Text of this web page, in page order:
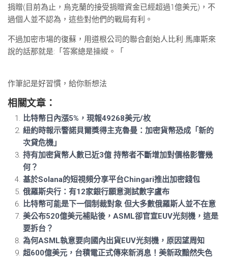
捐贈(目前為止，烏克蘭的接受捐贈資金已經超過1億美元)，不
過個人並不認為，這些對他們的戰局有利。
不過加密市場的復蘇，用道根公司的聯合創始人比利·馬庫斯來
說的話那就是:「答案總是操縱。「
作筆記是好習慣，給你新想法
相關文章：
比特幣日內漲5%，現報49268美元/枚
紐約時報示警諾貝爾獎得主克魯曼：加密貨幣恐成「新的
次貸危機」
持有加密貨幣人數已近3億 持幣者不斷增加對價格影響幾
何？
基於Solana的短視頻分享平台Chingari推出加密錢包
俄羅斯央行：有12家銀行願意測試數字盧布
比特幣可能是下一個制裁對象 但大多數俄羅斯人並不在意
美公布520億美元補貼後，ASML卻官宣EUV光刻機，這是
要拆台？
為何ASML執意要向國內出貨EUV光刻機，原因望周知
超600億美元，台積電正式傳來新消息！美新政黯然失色